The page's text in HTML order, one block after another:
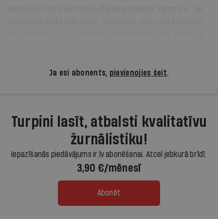
Ja esi abonents, pievienojies šeit.
Turpini lasīt, atbalsti kvalitatīvu
žurnālistiku!
Iepazīšanās piedāvājums ir.lv abonēšanai. Atcel jebkurā brīdī.
3,90 €/mēnesī
Abonēt